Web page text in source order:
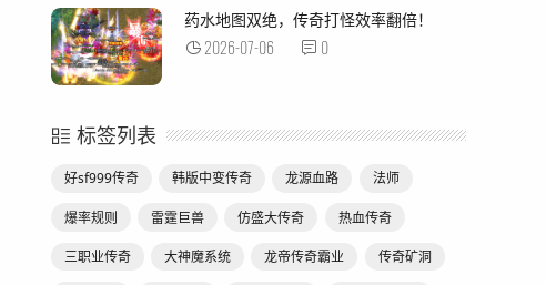
药水地图双绝，传奇打怪效率翻倍！
2026-07-06 0
标签列表
好sf999传奇 韩版中变传奇 龙源血路 法师
爆率规则 雷霆巨兽 仿盛大传奇 热血传奇
三职业传奇 大神魔系统 龙帝传奇霸业 传奇矿洞